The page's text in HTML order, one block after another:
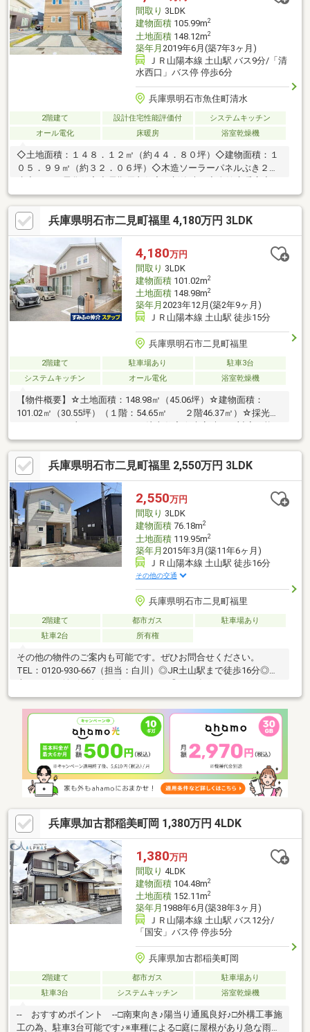
通学の区域に関しては自治体や教育委員会等にご確認ください。
間取り 3LDK
建物面積105.99m2
土地面積148.12m2
築年月 2019年6月(築7年3ヶ月)
ＪＲ山陽本線 土山駅 バス9分/「清
水西口」バス停 停歩6分
兵庫県明石市魚住町清水
2階建て 設計住宅性能評価付
システムキッチン
オール電化
床暖房 浴室乾燥機
◇土地面積：１４８．１２㎡（約４４．８０坪）◇建物面積：１
０５．９９㎡（約３２．０６坪）◇木造ソーラーパネルぶき２階
時間換気システム（熱交換換気システム）◇リビング上部吹き抜
け◇浴室１坪タイプ◇温水洗浄便座あり◇食器洗浄乾燥機あり◇
駐車スペースあり（車種による）◇幅員約6.0ｍの公道に面してい
ます。
兵庫県明石市二見町福里 4,180万円 3LDK
4,180万円
間取り 3LDK
建物面積101.02m2
土地面積148.98m2
築年月 2023年12月(築2年9ヶ月)
ＪＲ山陽本線 土山駅 徒歩15分
兵庫県明石市二見町福里
2階建て 駐車場あり
駐車3台
システムキッチン
オール電化 浴室乾燥機
【物件概要】☆土地面積：148.98㎡（45.06坪）☆建物面積：
101.02㎡（30.55坪）（１階：54.65㎡ ２階46.37㎡）☆採光あ
複数台駐車スペース・ゆとりあるアプローチ☆エコで快適な「オ
ール電化」で地球に優しい暮らし☆収納力に優れたウォークイン
クローゼット☆光を取り込む、開放的なアイランドキッチン空間
☆１階、２階ウォークインクローゼットあり☆幅員約6.0ｍの公道
に面しています☆子育てにも安心の閑静な住宅街
兵庫県明石市二見町福里 2,550万円 3LDK
2,550万円
間取り 3LDK
建物面積76.18m2
土地面積119.95m2
築年月 2015年3月(築11年6ヶ月)
ＪＲ山陽本線 土山駅 徒歩16分
その他の交通
兵庫県明石市二見町福里
2階建て 都市ガス
駐車場あり
駐車2台
所有権
その他の物件のご案内も可能です。ぜひお問合せください。
TEL：0120-930-667（担当：白川）◎JR土山駅まで徒歩16分◎駐
済・クロス・床・建具施工、ウッドデッキ塗装■住宅ローンにつ
いてのご提案■弊社は【お客様から住宅ローンあっせん手数料を
頂いておりません！！】フルローンをご希望の方、勤続年数の短
い方、自営業の方、外国籍の方、また現在の他の借入れが気にな
る方、どんなお悩みもご相談下さい。提携銀行がたくさんござい
ます。無理のない資金計画をご提案させていただきますので、お
気軽にご相談ください。
兵庫県加古郡稲美町岡 1,380万円 4LDK
1,380万円
間取り 4LDK
建物面積104.48m2
土地面積152.11m2
築年月 1988年6月(築38年3ヶ月)
ＪＲ山陽本線 土山駅 バス12分/
「国安」バス停 停歩5分
兵庫県加古郡稲美町岡
2階建て 都市ガス
駐車場あり
駐車3台
システムキッチン 浴室乾燥機
-- おすすめポイント --□南東向き♪陽当り通風良好♪□外構工事施
工の為、駐車3台可能です♪※車種による□庭に屋根があり急な雨で